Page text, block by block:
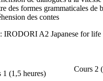
des formes grammaticales de
des contes
IRODORI A2 Japanese for life
1 (1,5 heures)
Cours 2